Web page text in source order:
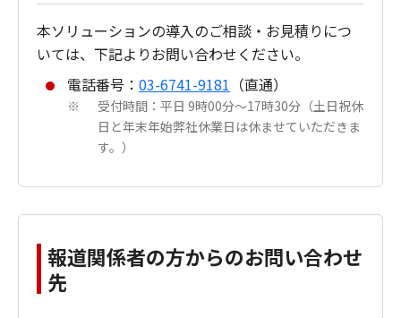
本ソリューションの導入のご相談・お見積りにつ
いては、下記よりお問い合わせください。
電話番号： 03-6741-9181 （直通）
※
受付時間：平日 9時00分～17時30分（土日祝休
日と年末年始弊社休業日は休ませていただきま
す。）
報道関係者の方からのお問い合わせ
先